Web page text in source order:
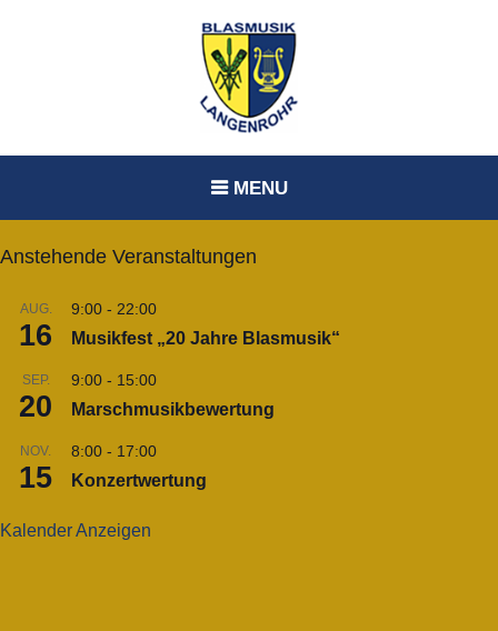
MENU
Anstehende Veranstaltungen
AUG.
16
9:00 - 22:00
Musikfest „20 Jahre Blasmusik“
SEP.
20
9:00 - 15:00
Marschmusikbewertung
NOV.
15
8:00 - 17:00
Konzertwertung
Kalender Anzeigen